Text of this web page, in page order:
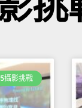
攝影挑戰